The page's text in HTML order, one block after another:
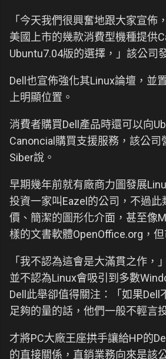
「今天我們很興奮地跟大家宣佈
美國上市的幾款消費型機種提供
Ubuntu7.04版的選擇，」該公司
Dell也宣佈強化其Linux論壇，並
上明顯位置。
消費者購買Dell產品時還可以向
Canoncial購買支援服務，該公司
Siber說。
早期幾年前就有廠商力圖發展
投資一家叫Eazel的公司，不過
價、簡潔的圖形化介面，甚至像
樣的文書軟體OpenOffice.org，
「我不認為這會是大滿貫之作，
並不認為Linux會吸引到多數
Dell此舉卻值得關注：「如果Dell
足夠的量的話，他們一般不輕言
才將PC大廠王座拱手讓給HP的
的直接關係，直銷業務向來是該